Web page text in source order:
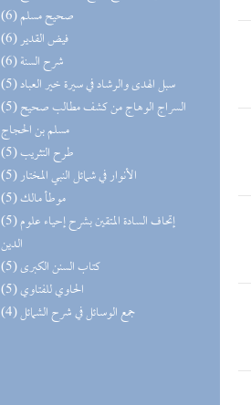
(6) صحيح مسلم
(6) فيض القدير
(6) شرح السنة
(5) سبل الهدى والرشاد في سيرة خير العباد
(5) السراج الوهاج من كشف مطالب صحيح
مسلم بن الحجاج
(5) طرح التثريب
(5) الأنوار في شمائل النبي المختار
(5) موطأ مالك
(5) إتحاف السادة المتقين بشرح إحياء علوم
الدين
(5) كتاب السنن الكبرى
(5) الحاوي للفتاوي
(4) جمع الوسائل في شرح الشمائل